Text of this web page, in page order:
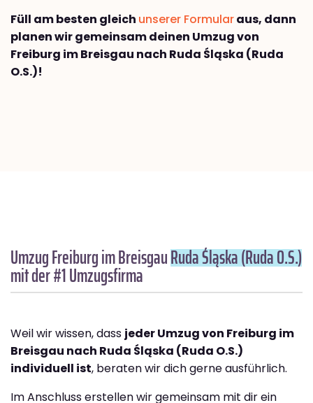
Füll am besten gleich unserer Formularaus, dann
planen wir gemeinsam deinen Umzug von
Freiburg im Breisgau nach Ruda Śląska (Ruda
O.S.)!
Umzug Freiburg im BreisgauRuda Śląska (Ruda O.S.)
mit der #1 Umzugsfirma
Weil wir wissen, dass jeder Umzug von Freiburg im
Breisgau nach Ruda Śląska (Ruda O.S.)
individuell ist, beraten wir dich gerne ausführlich.
Im Anschluss erstellen wir gemeinsam mit dir ein